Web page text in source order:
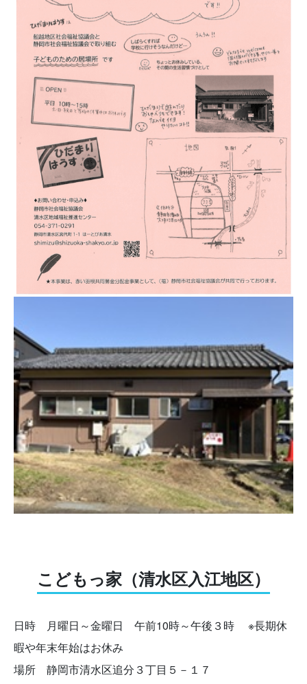
こどもっ家（清水区入江地区）
日時 月曜日～金曜日 午前10時～午後３時 ※長期休
暇や年末年始はお休み
場所 静岡市清水区追分３丁目５－１７